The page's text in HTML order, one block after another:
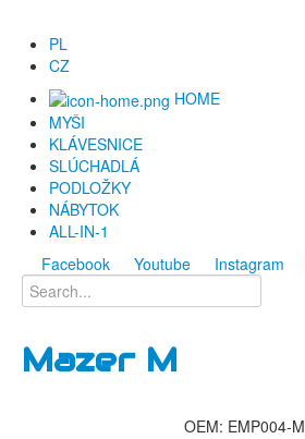
PL
CZ
HOME
MYŠI
KLÁVESNICE
SLÚCHADLÁ
PODLOŽKY
NÁBYTOK
ALL-IN-1
Facebook
Youtube Instagram
Mazer M
OEM: EMP004-M